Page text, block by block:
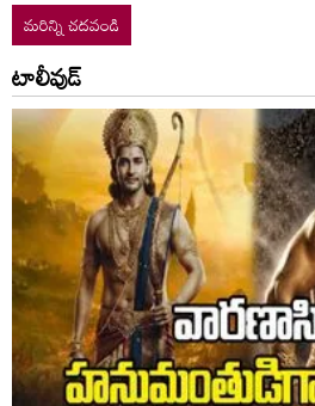
మరిన్ని చదవండి
టాలీవుడ్